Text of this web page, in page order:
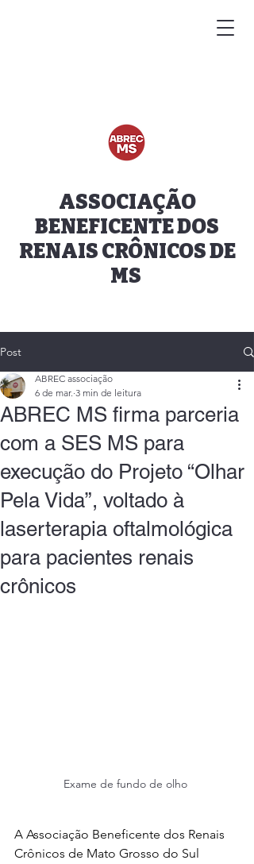
ASSOCIAÇÃO
BENEFICENTE DOS
RENAIS CRÔNICOS DE
MS
Post
ABREC MS firma parceria
com a SES MS para
execução do Projeto “Olhar
Pela Vida”, voltado à
laserterapia oftalmológica
para pacientes renais
crônicos
ABREC associação
6 de mar. 3 min de leitura
Exame de fundo de olho
A Associação Beneficente dos Renais
Crônicos de Mato Grosso do Sul